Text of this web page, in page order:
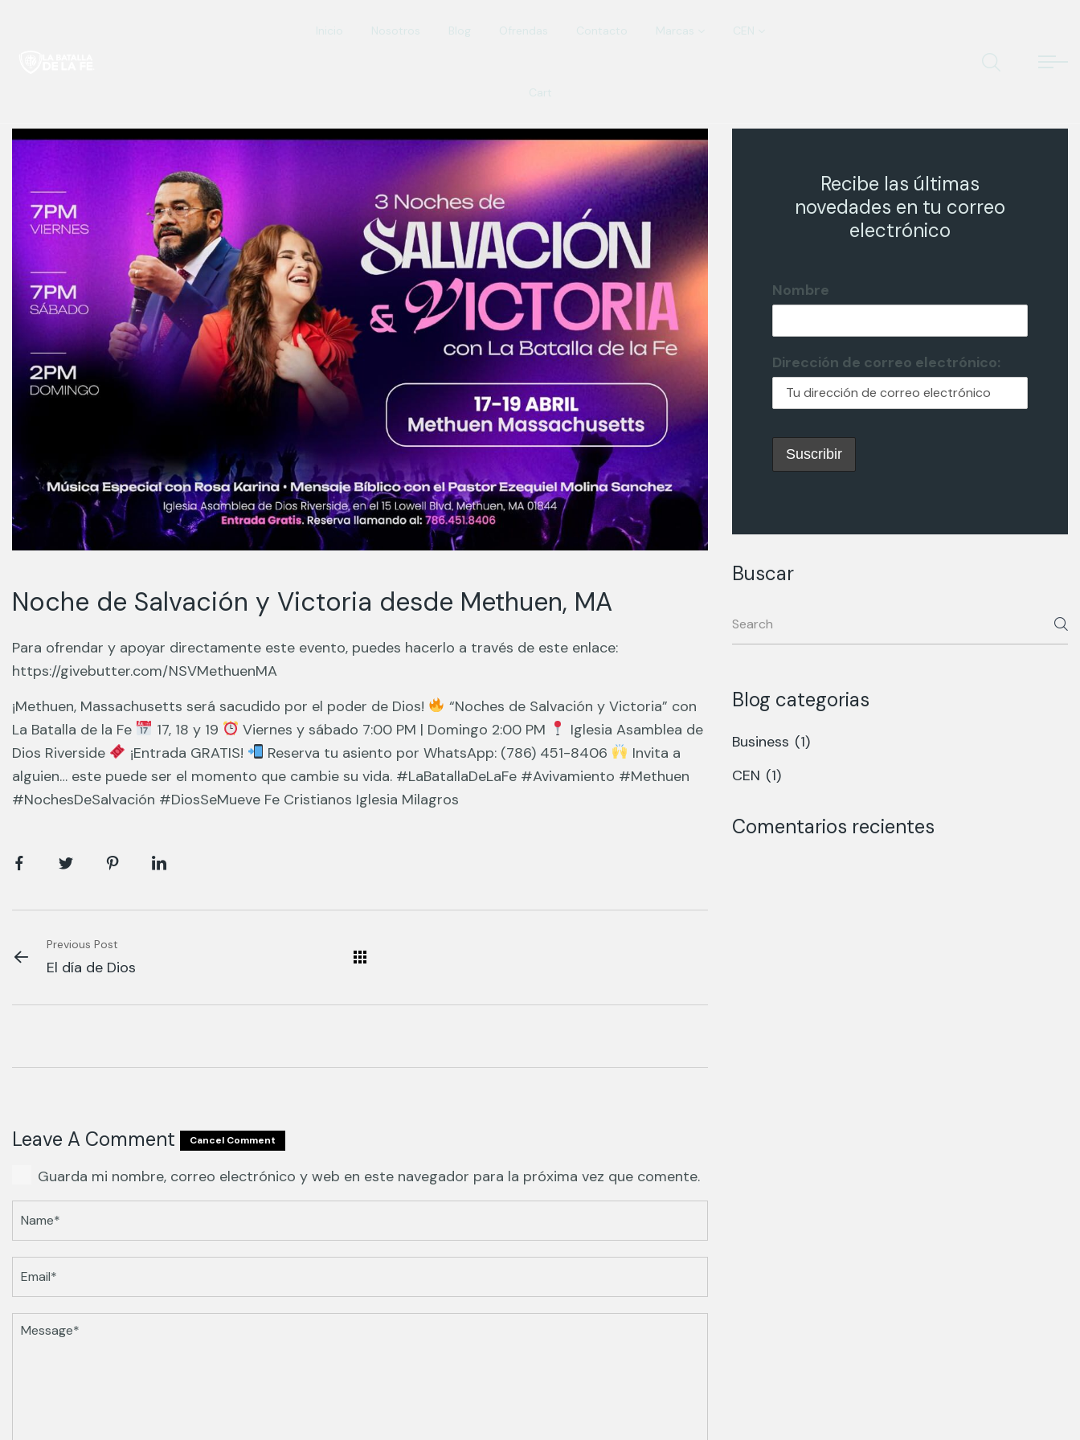
Noche de Salvación y Victoria desde Methuen, MA
Para ofrendar y apoyar directamente este evento, puedes hacerlo a través de este enlace:
https://givebutter.com/NSVMethuenMA
¡Methuen, Massachusetts será sacudido por el poder de Dios!
“Noches de Salvación y Victoria” con
La Batalla de la Fe
17, 18 y 19 Viernes y sábado 7:00 PM | Domingo 2:00 PM
Iglesia Asamblea de
Dios Riverside
¡Entrada GRATIS! Reserva tu asiento por WhatsApp: (786) 451-8406
Invita a
alguien… este puede ser el momento que cambie su vida. #LaBatallaDeLaFe #Avivamiento #Methuen
#NochesDeSalvación #DiosSeMueve Fe Cristianos Iglesia Milagros
Previous Post
El día de Dios
Leave A Comment Cancel Comment
Guarda mi nombre, correo electrónico y web en este navegador para la próxima vez que comente.
Recibe las últimas
novedades en tu correo
electrónico
Nombre
Dirección de correo electrónico:
Buscar
Blog categorias
Business (1)
CEN (1)
Comentarios recientes